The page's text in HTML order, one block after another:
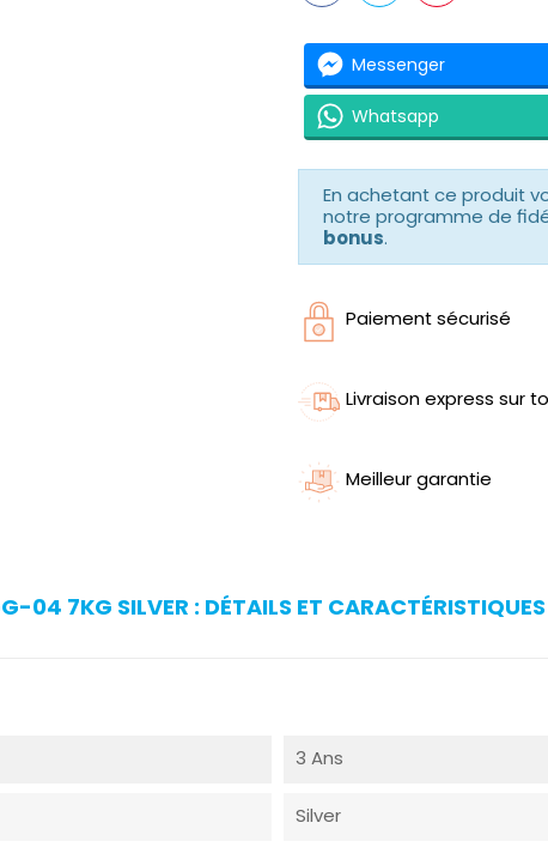
Messenger
Whatsapp
En achetant ce produit
notre programme de
bonus.
Paiement sécurisé
Livraison express sur
Meilleur garantie
04 7KG SILVER : DÉTAILS ET CARACTÉRISTIQUES
3 Ans
Silver